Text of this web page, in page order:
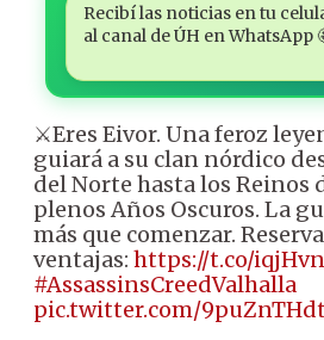
Recibí las noticias en tu
al canal de ÚH en WhatsApp
⚔Eres Eivor. Una feroz
guiará a su clan nórdico
del Norte hasta los Reinos
plenos Años Oscuros. La
más que comenzar.
ventajas: https://t.co/
#AssassinsCreedValhalla
pic.twitter.com/